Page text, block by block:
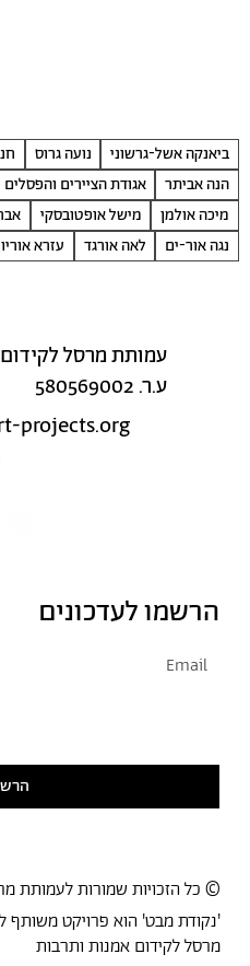
ביאנקה אשל-גרשוני נועה גרוס
הנה אביתר
אגודת הציירים והפסלים
מיכה אולמן
מישל אופטובסקי
נגה אור-ים
לאה אורגד עזרא
עמותת מרסל
ע.ר. 580569002
projects.org
הרשמו לעדכונים
© כל הזכויות שמורות לעמותת
'נקודת מבט' הוא פרויקט משותף ל
מרסל לקידום אמנות ותרבות